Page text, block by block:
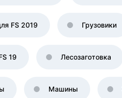
FS 2019 Грузовики
19 Лесозаготовка
Машины